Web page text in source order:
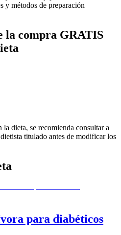
y métodos de preparación
la compra GRATIS
dieta, se recomienda consultar a
titulado antes de modificar los
para diabéticos